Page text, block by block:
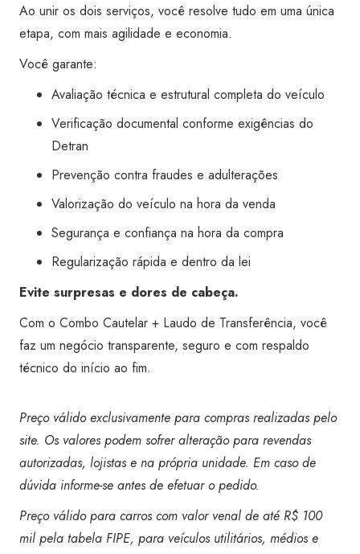
Ao unir os dois serviços, você resolve tudo em uma única
etapa, com mais agilidade e economia.
Você garante:
Avaliação técnica e estrutural completa do veículo
Verificação documental conforme exigências do
Detran
Prevenção contra fraudes e adulterações
Valorização do veículo na hora da venda
Segurança e confiança na hora da compra
Regularização rápida e dentro da lei
Evite surpresas e dores de cabeça.
Com o Combo Cautelar + Laudo de Transferência, você
faz um negócio transparente, seguro e com respaldo
técnico do início ao fim.
Preço válido exclusivamente para compras realizadas pelo
site. Os valores podem sofrer alteração para revendas
autorizadas, lojistas e na própria unidade. Em caso de
dúvida informe-se antes de efetuar o pedido.
Preço válido para carros com valor venal de até R$ 100
mil pela tabela FIPE, para veículos utilitários, médios e